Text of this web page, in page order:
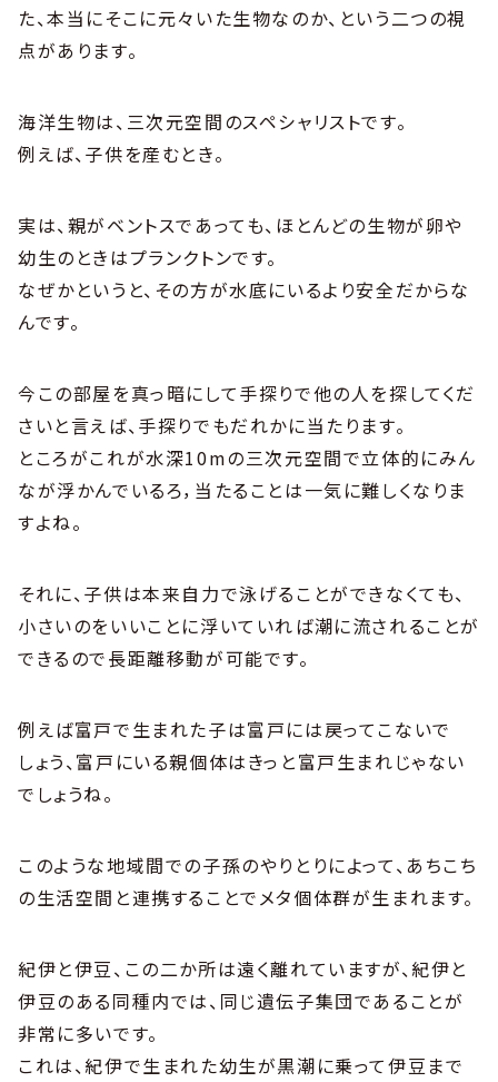
た、本当にそこに元々いた生物なのか、という二つの視
点があります。
海洋生物は、三次元空間のスペシャリストです。
例えば、子供を産むとき。
実は、親がベントスであっても、ほとんどの生物が卵や
幼生のときはプランクトンです。
なぜかというと、その方が水底にいるより安全だからな
んです。
今この部屋を真っ暗にして手探りで他の人を探してくだ
さいと言えば、手探りでもだれかに当たります。
ところがこれが水深10mの三次元空間で立体的にみん
なが浮かんでいるろ，当たることは一気に難しくなりま
すよね。
それに、子供は本来自力で泳げることができなくても、
小さいのをいいことに浮いていれば潮に流されることが
できるので長距離移動が可能です。
例えば富戸で生まれた子は富戸には戻ってこないで
しょう、富戸にいる親個体はきっと富戸生まれじゃない
でしょうね。
このような地域間での子孫のやりとりによって、あちこち
の生活空間と連携することでメタ個体群が生まれます。
紀伊と伊豆、この二か所は遠く離れていますが、紀伊と
伊豆のある同種内では、同じ遺伝子集団であることが
非常に多いです。
これは、紀伊で生まれた幼生が黒潮に乗って伊豆まで